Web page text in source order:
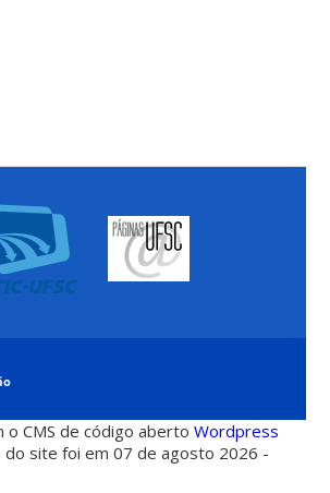
o CMS de código abertoWordpress
do site foi em 07 de agosto 2026 -